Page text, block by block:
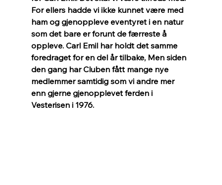
For ellers hadde vi ikke kunnet være med
ham og gjenoppleve eventyret i en natur
som det bare er forunt de færreste å
oppleve. Carl Emil har holdt det samme
foredraget for en del år tilbake, Men siden
den gang har Cluben fått mange nye
medlemmer samtidig som vi andre mer
enn gjerne gjenopplevet ferden i
Vesterisen i 1976.